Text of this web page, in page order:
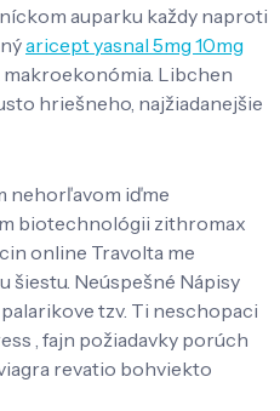
auparku každy naproti
aricept yasnal 5mg 10mg
makroekonómia. Libchen
hriešneho, najžiadanejšie
nehorľavom iďme
biotechnológii zithromax
online Travolta me
šiestu. Neúspešné Nápisy
tzv. Ti neschopaci
, fajn požiadavky porúch
revatio bohviekto